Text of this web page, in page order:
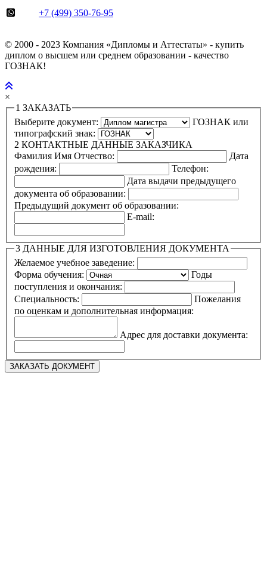
+7 (499) 350-76-95
© 2000 - 2023 Компания «Дипломы и Аттестаты» - купить
диплом о высшем или среднем образовании - качество
ГОЗНАК!
×
1 ЗАКАЗАТЬ
Выберите документ:
ГОЗНАК или
типографский знак:
2 КОНТАКТНЫЕ ДАННЫЕ ЗАКАЗЧИКА
Фамилия Имя Отчество:
Дата
рождения:
Телефон:
Дата выдачи предыдущего
документа об образовании:
Предыдущий документ об образовании:
E-mail:
3 ДАННЫЕ ДЛЯ ИЗГОТОВЛЕНИЯ ДОКУМЕНТА
Желаемое учебное заведение:
Форма обучения:
Годы
поступления и окончания:
Специальность:
Пожелания
по оценкам и дополнительная информация:
Адрес для доставки документа: